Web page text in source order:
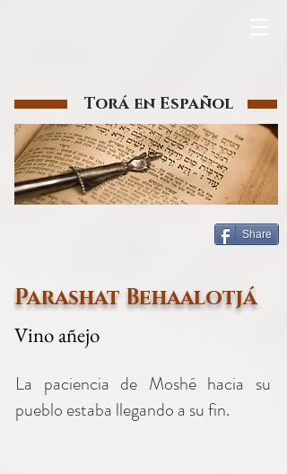
Share
Torá en Español
La paciencia de Moshé hacia su
pueblo estaba llegando a su fin.
Parashat Behaalotjá
Vino añejo